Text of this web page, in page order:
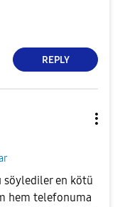
REPLY
söylediler en kötü
hem telefonuma